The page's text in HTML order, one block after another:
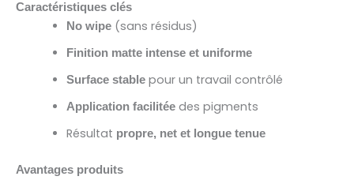
Caractéristiques clés
No wipe(sans résidus)
Finition matte intense et uniforme
Surface stablepour un travail contrôlé
Application facilitéedes pigments
Résultat propre, net et longue tenue
Avantages produits